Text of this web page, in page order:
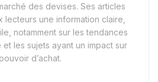
des devises. Ses articles
lecteurs une information claire,
notamment sur les tendances
les sujets ayant un impact sur
d’achat.